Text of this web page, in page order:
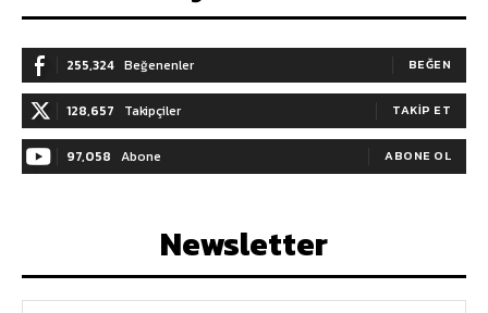
255,324 Beğenenler BEĞEN
128,657 Takipçiler TAKIP ET
97,058 Abone ABONE OL
Newsletter